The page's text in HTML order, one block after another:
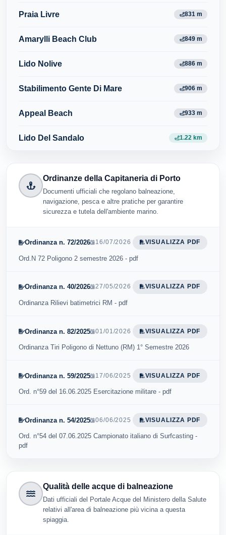
Praia Livre 831 m
Amarylli Beach Club 849 m
Lido Nolive 886 m
Stabilimento Gente Di Mare 906 m
Appeal Beach 933 m
Lido Del Sandalo 1.22 km
Ordinanze della Capitaneria di Porto
Documenti ufficiali che regolano balneazione,
navigazione, pesca e altre pratiche per garantire
sicurezza e tutela dell'ambiente marino.
Ordinanza n. 72/2026 16/07/2026 VISUALIZZA PDF
Ord.N 72 Poligono 2 semestre 2026 - pdf
Ordinanza n. 40/2026 27/05/2026 VISUALIZZA PDF
Ordinanza Rilievi batimetrici RM - pdf
Ordinanza n. 82/2025 01/01/2026 VISUALIZZA PDF
Ordinanza Tiri Poligono di Nettuno (RM) 1° Semestre 2026
Ordinanza n. 59/2025 17/06/2025 VISUALIZZA PDF
Ord. n°59 del 16.06.2025 Esercitazione militare - pdf
Ordinanza n. 54/2025 06/06/2025 VISUALIZZA PDF
Ord. n°54 del 07.06.2025 Campionato italiano di Surfcasting -
pdf
Qualità delle acque di balneazione
Dati ufficiali del Portale Acque del Ministero della Salute
relativi all'area di balneazione più vicina a questa
spiaggia.